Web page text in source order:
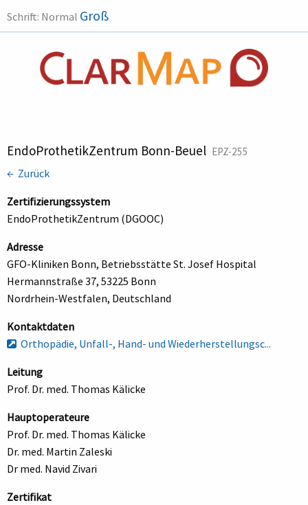
Schrift: Normal Groß
EndoProthetikZentrum Bonn-Beuel EPZ-255
← Zurück
Zertifizierungssystem
EndoProthetikZentrum (DGOOC)
Adresse
GFO-Kliniken Bonn, Betriebsstätte St. Josef Hospital
Hermannstraße 37, 53225 Bonn
Nordrhein-Westfalen, Deutschland
Kontaktdaten
Orthopädie, Unfall-, Hand- und Wiederherstellungsc...
Leitung
Prof. Dr. med. Thomas Kälicke
Hauptoperateure
Prof. Dr. med. Thomas Kälicke
Dr. med. Martin Zaleski
Dr med. Navid Zivari
Zertifikat